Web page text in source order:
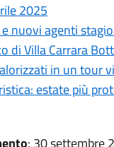
2025
nuovi agenti
di Villa Carrara
in un tour
estate più
: 30 settembre